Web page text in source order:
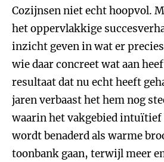
Cozijnsen niet echt hoopvol.
het oppervlakkige
inzicht geven in wat er precies
wie daar concreet wat aan
resultaat dat nu echt heeft
jaren verbaast het hem nog
waarin het vakgebied
wordt benaderd als warme
toonbank gaan, terwijl meer